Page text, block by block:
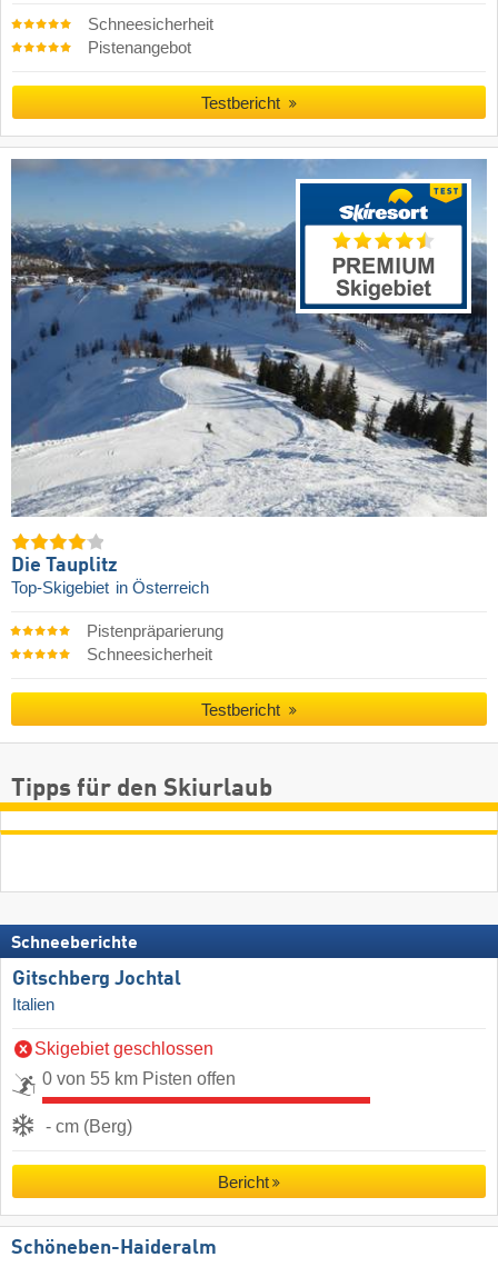
Schneesicherheit
Pistenangebot
Testbericht
Die Tauplitz
Top-Skigebiet in Österreich
Pistenpräparierung
Schneesicherheit
Testbericht
Tipps für den Skiurlaub
Schneeberichte
Gitschberg Jochtal
Italien
Skigebiet geschlossen
0 von 55 km Pisten offen
- cm (Berg)
Bericht
Schöneben-Haideralm